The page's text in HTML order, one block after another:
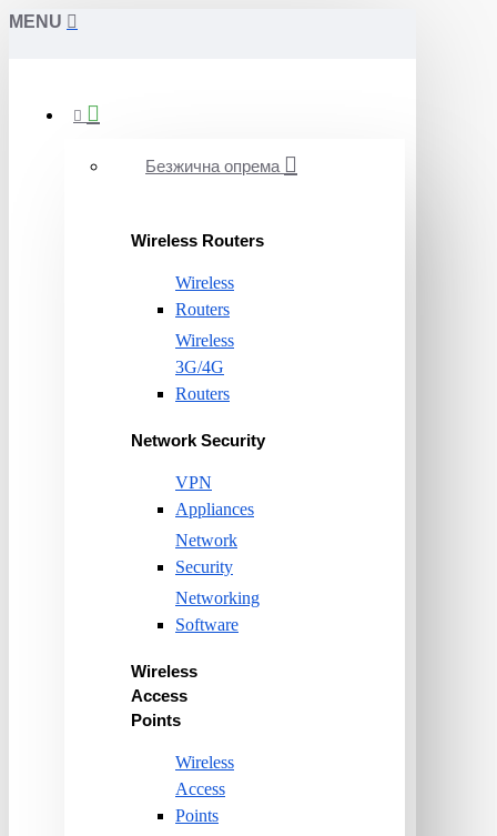
MENU
Безжична опрема
Wireless Routers
Wireless
Routers
Wireless
3G/4G
Routers
Network Security
VPN
Appliances
Network
Security
Networking
Software
Wireless
Access
Points
Wireless
Access
Points